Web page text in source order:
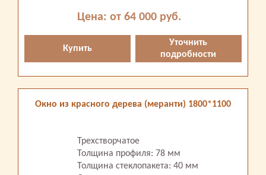
Цена: от 64 000 руб.
Купить
Уточнить
подробности
Окно из красного дерева (меранти) 1800*1100
Трехстворчатое
Толщина профиля: 78 мм
Толщина стеклопакета: 40 мм